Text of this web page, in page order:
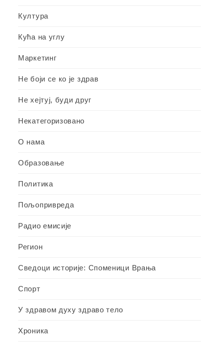
Култура
Кућа на углу
Маркетинг
Не боји се ко је здрав
Не хејтуј, буди друг
Некатегоризовано
О нама
Образовање
Политика
Пољопривреда
Радио емисије
Регион
Сведоци историје: Споменици Врања
Спорт
У здравом духу здраво тело
Хроника